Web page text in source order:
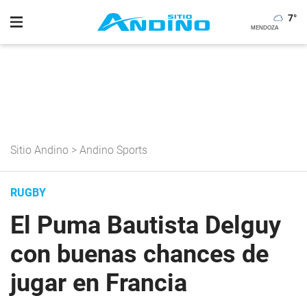
7°
Sitio Andino > Andino Sports
RUGBY
El Puma Bautista Delguy
con buenas chances de
jugar en Francia